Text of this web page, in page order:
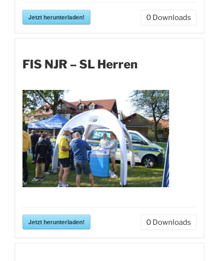
Jetzt herunterladen! 0 Downloads
FIS NJR – SL Herren
Jetzt herunterladen! 0 Downloads